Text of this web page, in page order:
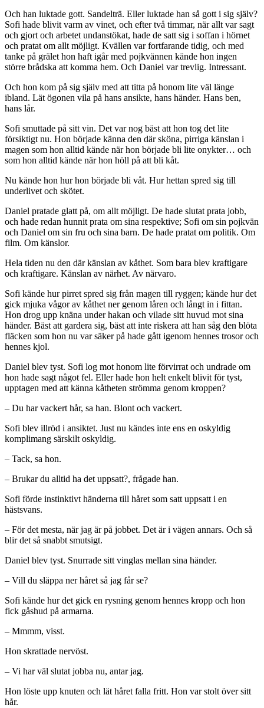
Och han luktade gott. Sandelträ. Eller luktade han så gott i sig själv?
Sofi hade blivit varm av vinet, och efter två timmar, när allt var sagt
och gjort och arbetet undanstökat, hade de satt sig i soffan i hörnet
och pratat om allt möjligt. Kvällen var fortfarande tidig, och med
tanke på grälet hon haft igår med pojkvännen kände hon ingen
större brådska att komma hem. Och Daniel var trevlig. Intressant.
Och hon kom på sig själv med att titta på honom lite väl länge
ibland. Lät ögonen vila på hans ansikte, hans händer. Hans ben,
hans lår.
Sofi smuttade på sitt vin. Det var nog bäst att hon tog det lite
försiktigt nu. Hon började känna den där sköna, pirriga känslan i
magen som hon alltid kände när hon började bli lite onykter… och
som hon alltid kände när hon höll på att bli kåt.
Nu kände hon hur hon började bli våt. Hur hettan spred sig till
underlivet och skötet.
Daniel pratade glatt på, om allt möjligt. De hade slutat prata jobb,
och hade redan hunnit prata om sina respektive; Sofi om sin pojkvän
och Daniel om sin fru och sina barn. De hade pratat om politik. Om
film. Om känslor.
Hela tiden nu den där känslan av kåthet. Som bara blev kraftigare
och kraftigare. Känslan av närhet. Av närvaro.
Sofi kände hur pirret spred sig från magen till ryggen; kände hur det
gick mjuka vågor av kåthet ner genom låren och långt in i fittan.
Hon drog upp knäna under hakan och vilade sitt huvud mot sina
händer. Bäst att gardera sig, bäst att inte riskera att han såg den blöta
fläcken som hon nu var säker på hade gått igenom hennes trosor och
hennes kjol.
Daniel blev tyst. Sofi log mot honom lite förvirrat och undrade om
hon hade sagt något fel. Eller hade hon helt enkelt blivit för tyst,
upptagen med att känna kåtheten strömma genom kroppen?
– Du har vackert hår, sa han. Blont och vackert.
Sofi blev illröd i ansiktet. Just nu kändes inte ens en oskyldig
komplimang särskilt oskyldig.
– Tack, sa hon.
– Brukar du alltid ha det uppsatt?, frågade han.
Sofi förde instinktivt händerna till håret som satt uppsatt i en
hästsvans.
– För det mesta, när jag är på jobbet. Det är i vägen annars. Och så
blir det så snabbt smutsigt.
Daniel blev tyst. Snurrade sitt vinglas mellan sina händer.
– Vill du släppa ner håret så jag får se?
Sofi kände hur det gick en rysning genom hennes kropp och hon
fick gåshud på armarna.
– Mmmm, visst.
Hon skrattade nervöst.
– Vi har väl slutat jobba nu, antar jag.
Hon löste upp knuten och lät håret falla fritt. Hon var stolt över sitt
hår.